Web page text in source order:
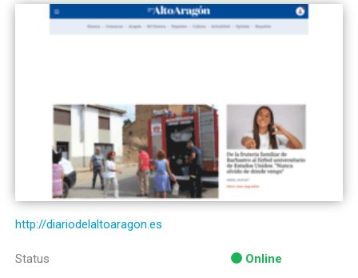
http://diariodelaltoaragon.es
Status Online